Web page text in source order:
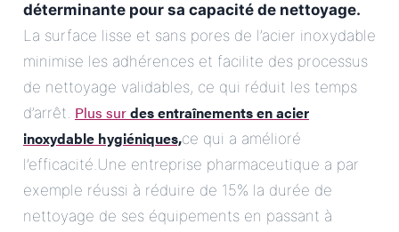
déterminante pour sa capacité de nettoyage.
La surface lisse et sans pores de l’acier inoxydable
minimise les adhérences et facilite des processus
de nettoyage validables, ce qui réduit les temps
d’arrêt. Plus surdes entraînements en acier
inoxydable hygiéniques,ce qui a amélioré
l’efficacité.Une entreprise pharmaceutique a par
exemple réussi à réduire de 15% la durée de
nettoyage de ses équipements en passant à